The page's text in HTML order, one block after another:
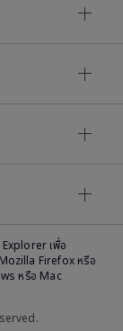
Explorer เพื่อ
Mozilla Firefox หรือ
หรือ Mac